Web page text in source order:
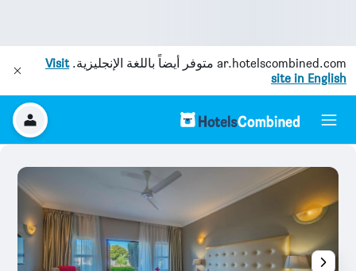
ar.hotelscombined.com متوفر أيضاً باللغة الإنجليزية.Visit
site in English